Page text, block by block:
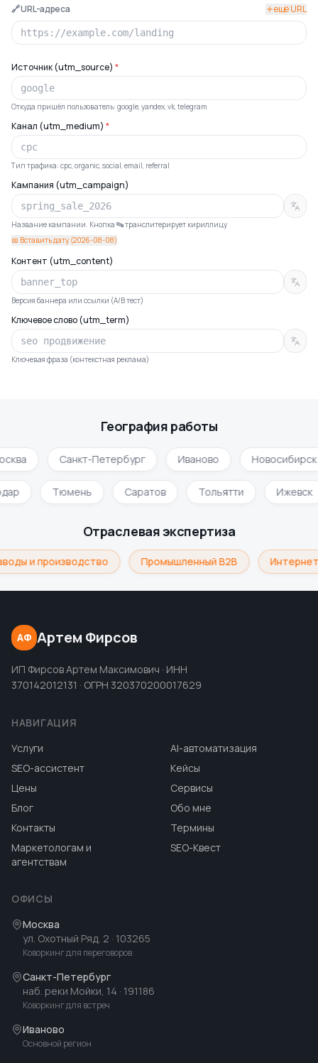
🔗 URL-адреса ещё URL
Источник (utm_source) *
Откуда пришёл пользователь: google, yandex, vk, telegram
Канал (utm_medium) *
Тип трафика: cpc, organic, social, email, referral
Кампания (utm_campaign)
Название кампании. Кнопка 🔤 транслитерирует кириллицу
📅 Вставить дату (2026-08-08)
Контент (utm_content)
Версия баннера или ссылки (A/B тест)
Ключевое слово (utm_term)
Ключевая фраза (контекстная реклама)
География работы
Санкт-Петербург Иваново Новосибирск
Тюмень Саратов Тольятти Ижевск
Отраслевая экспертиза
и производство Промышленный B2B
АФ Артем Фирсов
ИП Фирсов Артем Максимович · ИНН
370142012131 · ОГРН 320370200017629
НАВИГАЦИЯ
Услуги
AI-автоматизация
SEO-ассистент
Кейсы
Цены
Сервисы
Блог
Обо мне
Контакты
Термины
Маркетологам и
агентствам
SEO-Квест
ОФИСЫ
Москва
ул. Охотный Ряд, 2 · 103265
Коворкинг для переговоров
Санкт-Петербург
наб. реки Мойки, 14 · 191186
Коворкинг для встреч
Иваново
Основной регион